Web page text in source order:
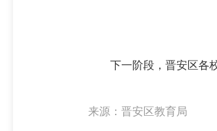
下一阶段，晋安区各校
来源：晋安区教育局